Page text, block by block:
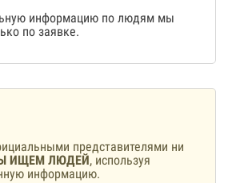
информацию по людям мы
по заявке.
представителями ни
ИЩЕМ ЛЮДЕЙ, используя
информацию.